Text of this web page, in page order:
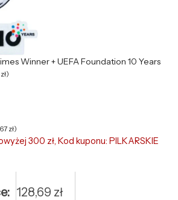
Winner + UEFA Foundation 10 Years
zł)
zł)
300 zł, Kod kuponu: PILKARSKIE
128,69 zł